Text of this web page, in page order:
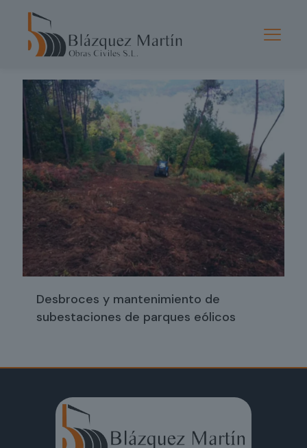
Categorías Mostrar Todo
Desbroces y mantenimiento de
subestaciones de parques eólicos